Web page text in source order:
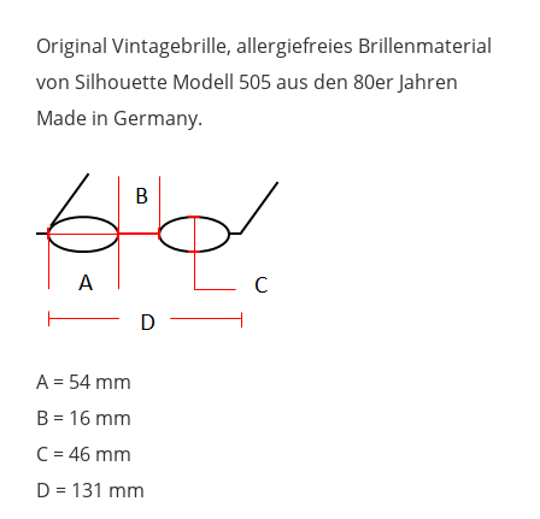
fabrikneu
Menge
Original Vintagebrille, allergiefreies Brillenmaterial
von Silhouette Modell 505 aus den 80er Jahren
Made in Germany.
A = 54 mm
B = 16 mm
C = 46 mm
D = 131 mm